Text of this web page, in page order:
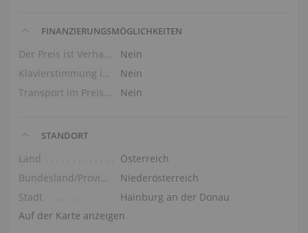
FINANZIERUNGSMÖGLICHKEITEN
Der Preis ist Verhandlungssache
Nein
Klavierstimmung im Preis
Nein
Transport im Preis (Erdgeschoss)
Nein
STANDORT
Land
Österreich
Bundesland/Provinz
Niederösterreich
Stadt
Hainburg an der Donau
Auf der Karte anzeigen